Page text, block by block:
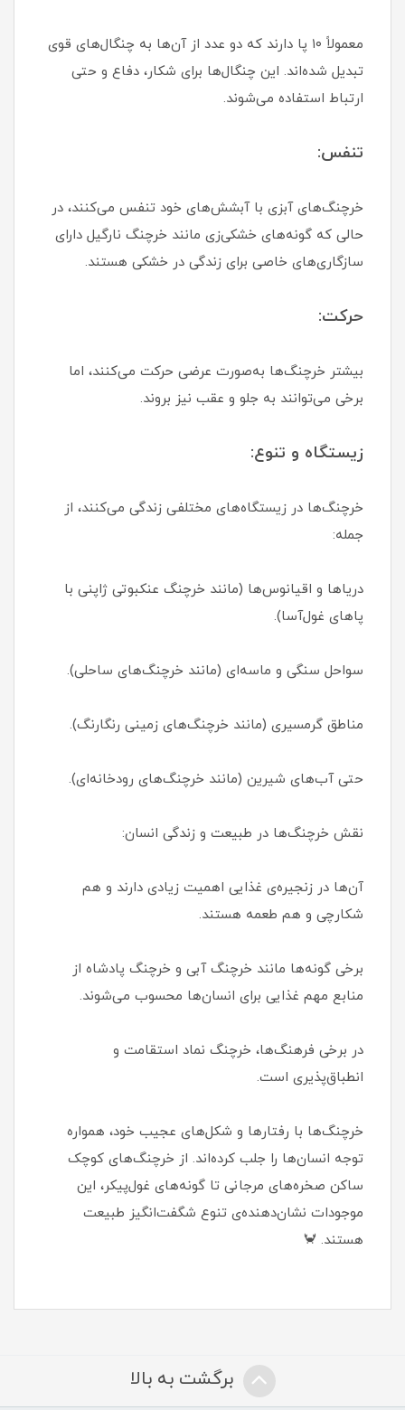
معمولاً ۱۰ پا دارند که دو عدد از آن‌ها به چنگال‌های قوی
تبدیل شده‌اند. این چنگال‌ها برای شکار، دفاع و حتی
ارتباط استفاده می‌شوند.
تنفس:
خرچنگ‌های آبزی با آبشش‌های خود تنفس می‌کنند، در
حالی که گونه‌های خشکی‌زی مانند خرچنگ نارگیل دارای
سازگاری‌های خاصی برای زندگی در خشکی هستند.
حرکت:
بیشتر خرچنگ‌ها به‌صورت عرضی حرکت می‌کنند، اما
برخی می‌توانند به جلو و عقب نیز بروند.
زیستگاه و تنوع:
خرچنگ‌ها در زیستگاه‌های مختلفی زندگی می‌کنند، از
جمله:
دریاها و اقیانوس‌ها (مانند خرچنگ عنکبوتی ژاپنی با
پاهای غول‌آسا).
سواحل سنگی و ماسه‌ای (مانند خرچنگ‌های ساحلی).
مناطق گرمسیری (مانند خرچنگ‌های زمینی رنگارنگ).
حتی آب‌های شیرین (مانند خرچنگ‌های رودخانه‌ای).
نقش خرچنگ‌ها در طبیعت و زندگی انسان:
آن‌ها در زنجیره‌ی غذایی اهمیت زیادی دارند و هم
شکارچی و هم طعمه هستند.
برخی گونه‌ها مانند خرچنگ آبی و خرچنگ پادشاه از
منابع مهم غذایی برای انسان‌ها محسوب می‌شوند.
در برخی فرهنگ‌ها، خرچنگ نماد استقامت و
انطباق‌پذیری است.
خرچنگ‌ها با رفتارها و شکل‌های عجیب خود، همواره
توجه انسان‌ها را جلب کرده‌اند. از خرچنگ‌های کوچک
ساکن صخره‌های مرجانی تا گونه‌های غول‌پیکر، این
موجودات نشان‌دهنده‌ی تنوع شگفت‌انگیز طبیعت
هستند. 🦀
برگشت به بالا